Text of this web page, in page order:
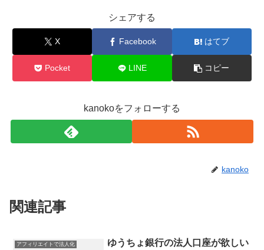
シェアする
X Facebook はてブ
Pocket LINE コピー
kanokoをフォローする
kanoko
関連記事
アフィリエイトで法人化 ゆうちょ銀行の法人口座が欲しい